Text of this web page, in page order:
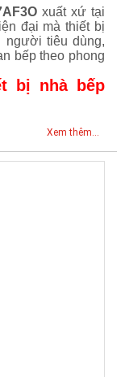
xuất xứ tại
đại mà thiết bị
người tiêu dùng,
bếp theo phong
bị nhà bếp
Xem thêm...